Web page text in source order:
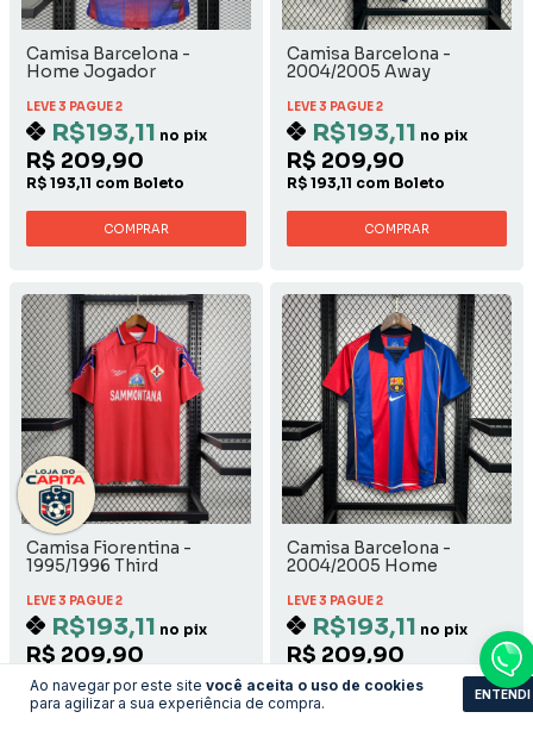
Ao navegar por este site você aceita o uso de cookies
para agilizar a sua experiência de compra.
ENTENDI
Camisa Barcelona -
Home Jogador
LEVE 3 PAGUE 2
R$193,11 no pix
R$ 209,90
R$ 193,11 com Boleto
COMPRAR
Camisa Barcelona -
2004/2005 Away
LEVE 3 PAGUE 2
R$193,11 no pix
R$ 209,90
R$ 193,11 com Boleto
COMPRAR
Camisa Fiorentina -
1995/1996 Third
LEVE 3 PAGUE 2
R$193,11 no pix
R$ 209,90
R$ 193,11 com Boleto
Camisa Barcelona -
2004/2005 Home
LEVE 3 PAGUE 2
R$193,11 no pix
R$ 209,90
R$ 193,11 com Boleto